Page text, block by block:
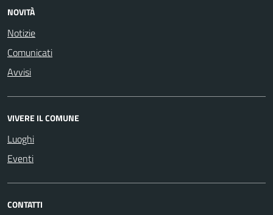
NOVITÀ
Notizie
Comunicati
Avvisi
VIVERE IL COMUNE
Luoghi
Eventi
CONTATTI